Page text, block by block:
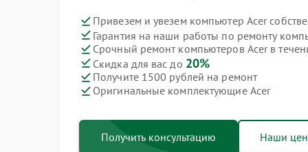
Привезем и увезем компьютер Acer
Гарантия на наши работы по ремонту
Срочный ремонт компьютеров Acer в
Скидка для вас до 20%
Получите 1500 рублей на ремонт
Оригинальные комплектующие Acer
Получить консультацию Наши